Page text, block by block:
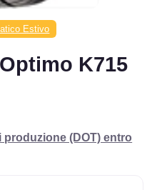
Estivo
K715
produzione (DOT) entro